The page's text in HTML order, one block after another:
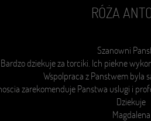
RÓŻA
Szanowni
Bardzo dziekuje za torciki. Ich piekne
Wspolpraca z Panstwem byla
zarekomenduje Panstwa uslugi i
Dziekuje
Magdalena